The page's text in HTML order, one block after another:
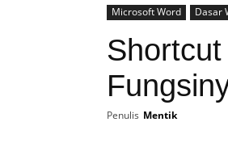
Microsoft Word Dasar
Penulis Mentik